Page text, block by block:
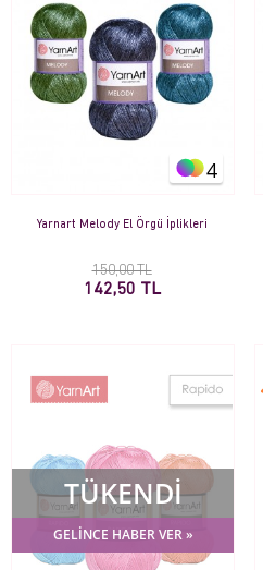
4
Yarnart Melody El Örgü İplikleri
150,00 TL
142,50 TL
TÜKENDİ
GELİNCE HABER VER »